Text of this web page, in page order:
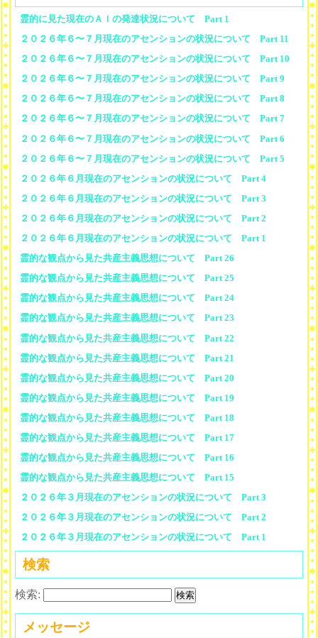
霊的に見た現在のＡＩの発達状況について Part 1
２０２６年６〜７月現在のアセンションの状況について Part 11
２０２６年６〜７月現在のアセンションの状況について Part 10
２０２６年６〜７月現在のアセンションの状況について Part 9
２０２６年６〜７月現在のアセンションの状況について Part 8
２０２６年６〜７月現在のアセンションの状況について Part 7
２０２６年６〜７月現在のアセンションの状況について Part 6
２０２６年６〜７月現在のアセンションの状況について Part 5
２０２６年６月現在のアセンションの状況について Part 4
２０２６年６月現在のアセンションの状況について Part 3
２０２６年６月現在のアセンションの状況について Part 2
２０２６年６月現在のアセンションの状況について Part 1
霊的な観点から見た共産主義思想について Part 26
霊的な観点から見た共産主義思想について Part 25
霊的な観点から見た共産主義思想について Part 24
霊的な観点から見た共産主義思想について Part 23
霊的な観点から見た共産主義思想について Part 22
霊的な観点から見た共産主義思想について Part 21
霊的な観点から見た共産主義思想について Part 20
霊的な観点から見た共産主義思想について Part 19
霊的な観点から見た共産主義思想について Part 18
霊的な観点から見た共産主義思想について Part 17
霊的な観点から見た共産主義思想について Part 16
霊的な観点から見た共産主義思想について Part 15
２０２６年３月現在のアセンションの状況について Part 3
２０２６年３月現在のアセンションの状況について Part 2
２０２６年３月現在のアセンションの状況について Part 1
検索
検索:
メッセージ